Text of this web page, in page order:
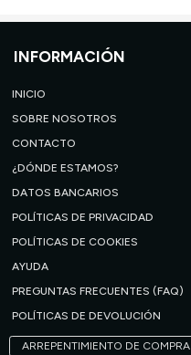
INFORMACIÓN
INICIO
SOBRE NOSOTROS
CONTACTO
¿DÓNDE ESTAMOS?
DATOS BANCARIOS
POLÍTICAS DE PRIVACIDAD
POLÍTICAS DE COOKIES
AYUDA
PREGUNTAS FRECUENTES (FAQ)
POLÍTICAS DE DEVOLUCIÓN
ARREPENTIMIENTO DE COMPRA